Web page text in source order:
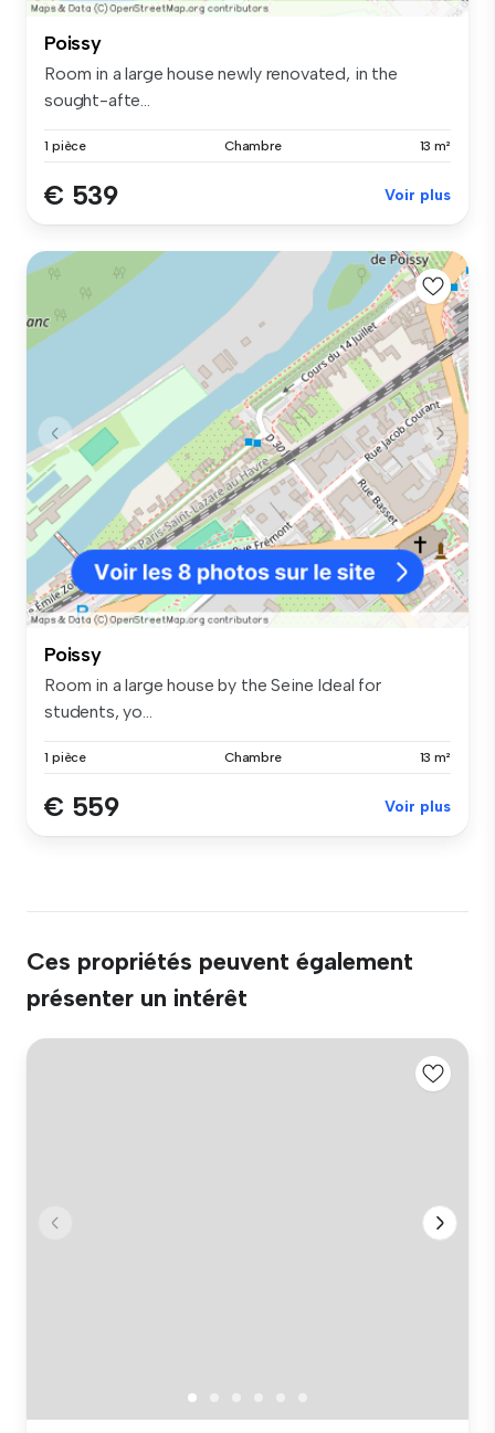
Poissy
Room in a large house newly renovated, in the
sought-afte...
1 pièce Chambre 13 m²
€ 539 Voir plus
Poissy
Room in a large house by the Seine Ideal for
students, yo...
1 pièce Chambre 13 m²
€ 559 Voir plus
Ces propriétés peuvent également
présenter un intérêt